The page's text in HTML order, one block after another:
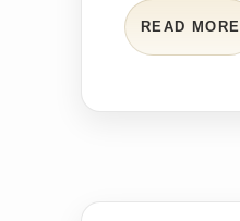
READ MORE